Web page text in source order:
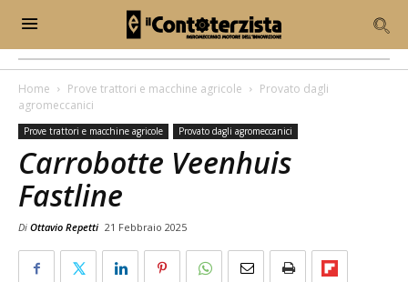
Home Prove trattori e macchine agricole
Provato dagli
agromeccanici
Prove trattori e macchine agricole Provato dagli agromeccanici
Carrobotte Veenhuis
Fastline
Di Ottavio Repetti 21 Febbraio 2025